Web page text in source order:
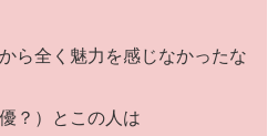
ら全く魅力を感じなかったな
？）とこの人は